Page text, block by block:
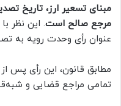
مبنای تسعیر ارز، تاریخ
مرجع صالح است
عنوان رأی وحدت رویه به
مطابق قانون، این رأی پس
تمامی مراجع قضایی و